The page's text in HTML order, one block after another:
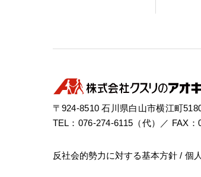
〒924-8510 石川県白山市横江町
TEL：076-274-6115（代）／ FAX：
反社会的勢力に対する基本方針 個